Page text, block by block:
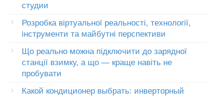
студии
Розробка віртуальної реальності, технології,
інструменти та майбутні перспективи
Що реально можна підключити до зарядної
станції взимку, а що — краще навіть не
пробувати
Какой кондиционер выбрать: инверторный